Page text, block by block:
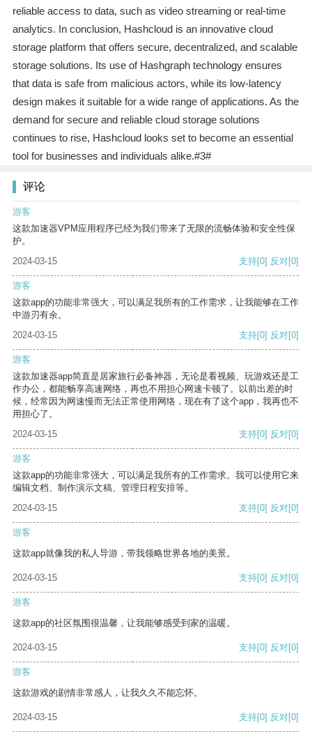
reliable access to data, such as video streaming or real-time
analytics. In conclusion, Hashcloud is an innovative cloud
storage platform that offers secure, decentralized, and scalable
storage solutions. Its use of Hashgraph technology ensures
that data is safe from malicious actors, while its low-latency
design makes it suitable for a wide range of applications. As the
demand for secure and reliable cloud storage solutions
continues to rise, Hashcloud looks set to become an essential
tool for businesses and individuals alike.#3#
评论
游客
这款加速器VPM应用程序已经为我们带来了无限的流畅体验和安全性保
护。
2024-03-15
支持[0] 反对[0]
游客
这款app的功能非常强大，可以满足我所有的工作需求，让我能够在工作
中游刃有余。
2024-03-15
支持[0] 反对[0]
游客
这款加速器app简直是居家旅行必备神器，无论是看视频、玩游戏还是工
作办公，都能畅享高速网络，再也不用担心网速卡顿了。以前出差的时
候，经常因为网速慢而无法正常使用网络，现在有了这个app，我再也不
用担心了。
2024-03-15
支持[0] 反对[0]
游客
这款app的功能非常强大，可以满足我所有的工作需求。我可以使用它来
编辑文档、制作演示文稿、管理日程安排等。
2024-03-15
支持[0] 反对[0]
游客
这款app就像我的私人导游，带我领略世界各地的美景。
2024-03-15 支持[0] 反对[0]
游客
这款app的社区氛围很温馨，让我能够感受到家的温暖。
2024-03-15 支持[0] 反对[0]
游客
这款游戏的剧情非常感人，让我久久不能忘怀。
2024-03-15 支持[0] 反对[0]